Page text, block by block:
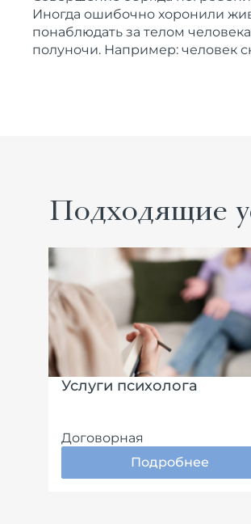
Иногда ошибочно хоронили
понаблюдать за телом
полуночи. Например: человек
Подходящие
Услуги психолога
Договорная
Подробнее